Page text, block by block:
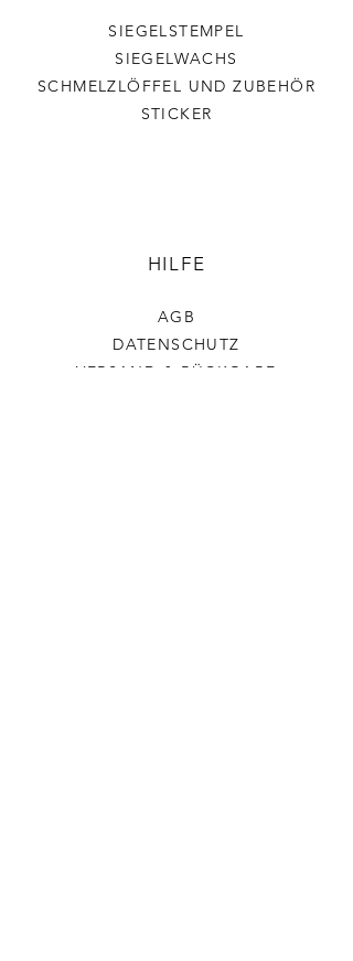
SIEGELSTEMPEL
SIEGELWACHS
SCHMELZLÖFFEL UND ZUBEHÖR
STICKER
HILFE
AGB
DATENSCHUTZ
VERSAND & RÜCKGABE